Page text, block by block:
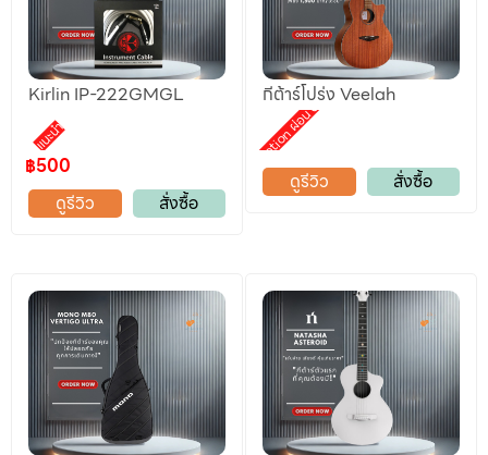
Kirlin IP-222GMGL
แนะนำ
฿500
ดูรีวิว
สั่งซื้อ
กีต้าร์โปร่ง Veelah
Promotion ผ่อน 0%
ดูรีวิว สั่งซื้อ